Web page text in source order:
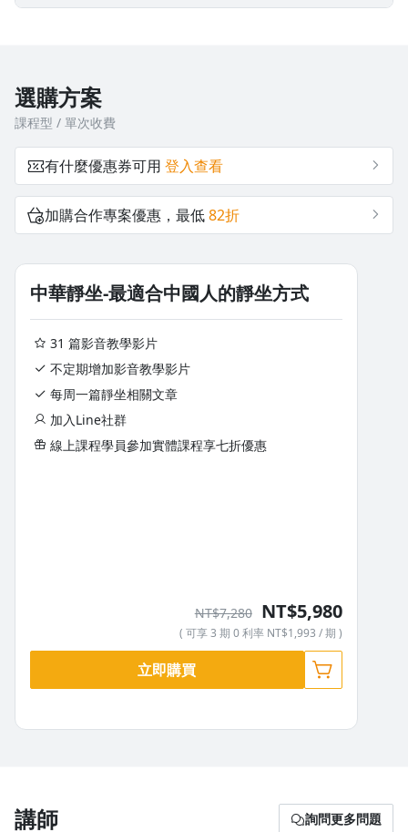
靜坐課程2-7可持續靜坐的辦法
靜坐課程2-2 封口扣齒舌頂上顎
靜坐4-5釋疑(四) 靜坐飲食的選擇
靜坐課程4-4釋疑(三) 上師可以開啟你的脈輪嗎？
免費試看
靜坐課程4-1釋疑(一)靜坐是否需要上師加持才有效果
靜坐課程5-5學員問答-沒打過坐的人一開始就可以打坐
靜坐課程5-2學員問答-打坐的主要目的是什麼？
靜坐課程5-6學員問答-為什麼要靜坐？
靜坐課程5-3學員問答-打坐時需要吐納導引嗎？
靜坐課程5-8學員問答-打坐雜念紛飛怎麼辦
靜坐課程5-9學員問答-初期打坐觀念頭可以嗎
靜坐課程5-4學員問答-打坐時盤坐腳很痛怎麼辦？
靜坐課程6-1靜坐的必要性
免費試看
靜坐課程6-2靜坐必要性(2)
免費試看
選購方案
課程型 / 單次收費
有什麼優惠券可用 登入查看
加購合作專案優惠，最低82折
中華靜坐-最適合中國人的靜坐方式
31 篇影音教學影片
不定期增加影音教學影片
每周一篇靜坐相關文章
加入Line社群
線上課程學員參加實體課程享七折優惠
NT$7,280 NT$5,980
( 可享 3 期 0 利率 NT$1,993 / 期 )
立即購買
講師 詢問更多問題